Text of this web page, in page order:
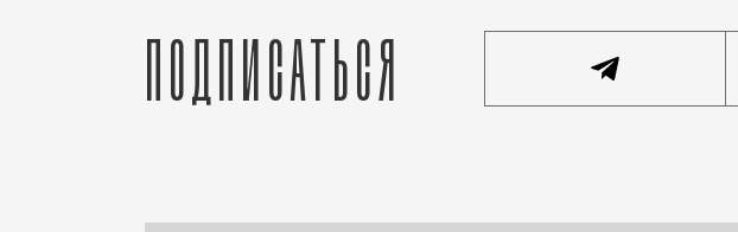
Подписаться